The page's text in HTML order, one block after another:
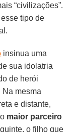
“civilizações”.
tipo de
insinua uma
sua idolatria
de herói
Na mesma
e distante,
maior parceiro
o filho que